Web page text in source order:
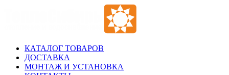
КАТАЛОГ ТОВАРОВ
ДОСТАВКА
МОНТАЖ И УСТАНОВКА